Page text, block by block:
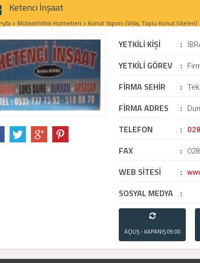
Ketenci İnşaat
> Müteahhitlik Hizmetleri > Konut Yapımı (Villa, Toplu Konut Siteleri)
YETKİLİ KİŞİ :
YETKİLİ GÖREV :
FİRMA SEHİR :
FİRMA ADRES :
TELEFON :
FAX :
WEB SİTESİ :
SOSYAL MEDYA :
AÇILIŞ - KAPANIŞ09:00
- 21:00